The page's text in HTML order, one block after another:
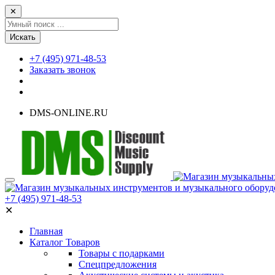
✕
Искать
+7 (495) 971-48-53
Заказать звонок
DMS-ONLINE.RU
+7 (495) 971-48-53
✕
Главная
Каталог Товаров
Товары с подарками
Спецпредложения